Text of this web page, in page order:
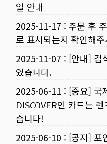
일 안내
2025-11-17 : 주문 후
로 표시되는지 확인해주
2025-11-07 : [안내] 검
었습니다.
2025-06-11 : [중요] 국
DISCOVER인 카드는
습니다!
2025-06-10 : [공지] 포